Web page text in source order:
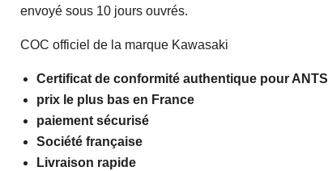
envoyé sous 10 jours ouvrés.
COC officiel de la marque Kawasaki
Certificat de conformité authentique pour ANTS
prix le plus bas en France
paiement sécurisé
Société française
Livraison rapide